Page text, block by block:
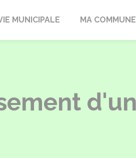
MUNICIPALE MA COMMUNE